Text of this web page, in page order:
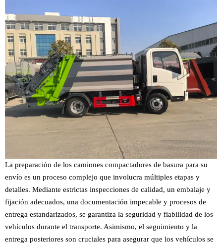
La preparación de los camiones compactadores de basura para su
envío es un proceso complejo que involucra múltiples etapas y
detalles. Mediante estrictas inspecciones de calidad, un embalaje y
fijación adecuados, una documentación impecable y procesos de
entrega estandarizados, se garantiza la seguridad y fiabilidad de los
vehículos durante el transporte. Asimismo, el seguimiento y la
entrega posteriores son cruciales para asegurar que los vehículos se